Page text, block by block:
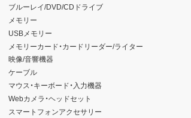
ブルーレイ/DVD/CDドライブ
メモリー
USBメモリー
メモリーカード・カードリーダー/ライター
映像/音響機器
ケーブル
マウス・キーボード・入力機器
Webカメラ・ヘッドセット
スマートフォンアクセサリー